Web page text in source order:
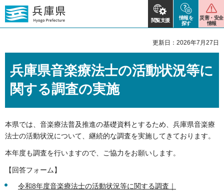
閲覧支援
情報を
探す
災害・安全
情報
更新日：2026年7月27日
兵庫県音楽療法士の活動状況等に
関する調査の実施
本県では、音楽療法普及推進の基礎資料とするため、兵庫県音楽療
法士の活動状況について、継続的な調査を実施してきております。
本年度も調査を行いますので、ご協力をお願いします。
【回答フォーム】
令和8年度音楽療法士の活動状況等に関する調査｜